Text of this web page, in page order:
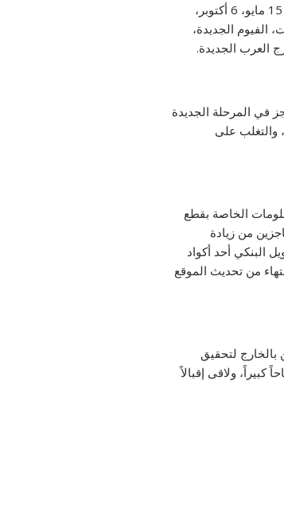
وأضافت الوزيرة أن المدن التي يشملها الطرح هي: القاهرة الجديدة، الشروق، دمياط الجديدة، الشيخ زايد، 15 مايو، 6 أكتوبر،
السادات، الفيوم الجديدة،
العرب الجديدة.
في المرحلة الجديدة
والتغلب على
الخاصة بقطع
من زيادة
البنكي أحد أكواد
من تحديث الموقع
بالخارج لتحقيق
ولاقى إقبالاً